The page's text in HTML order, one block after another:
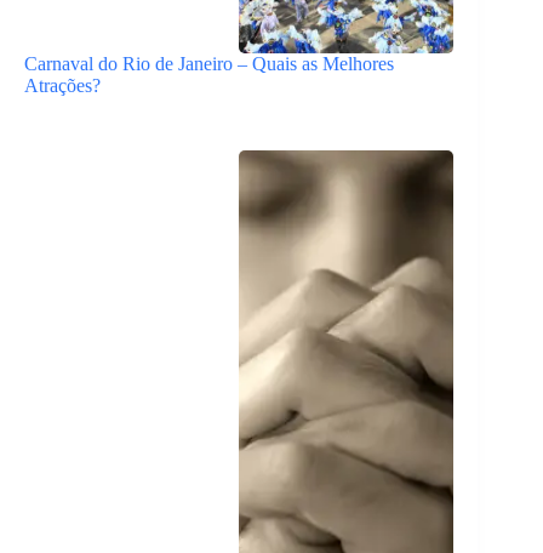
Carnaval do Rio de Janeiro – Quais as Melhores
Atrações?